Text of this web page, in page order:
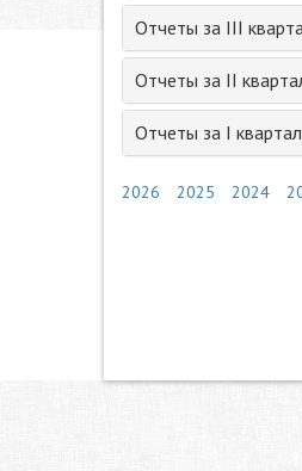
Отчеты за III
Отчеты за II
Отчеты за I
2026 2025 2024